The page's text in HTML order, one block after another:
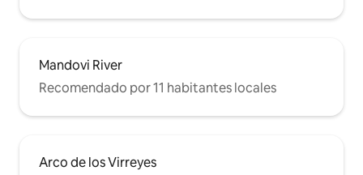
Mandovi River
Recomendado por 11 habitantes locales
Arco de los Virreyes